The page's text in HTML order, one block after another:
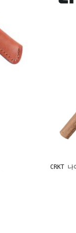
CRKT